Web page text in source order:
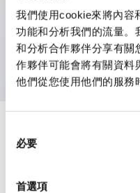
我們使用cookie來將內容
功能和分析我們的流量。
和分析合作夥伴分享有關
作夥伴可能會將有關資料
他們從您使用他們的服務
必要
首選項
作業性提升的背部端子
平坦端子面。
UL・CSA認證品
規格